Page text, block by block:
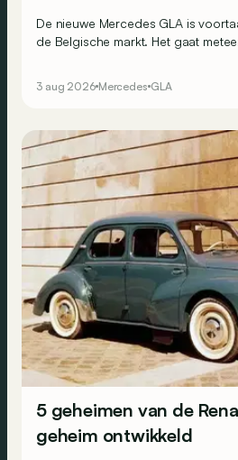
De nieuwe Mercedes GLA is
de Belgische markt. Het gaat
3 aug 2026 Mercedes GLA
5 geheimen van de
geheim ontwikkeld